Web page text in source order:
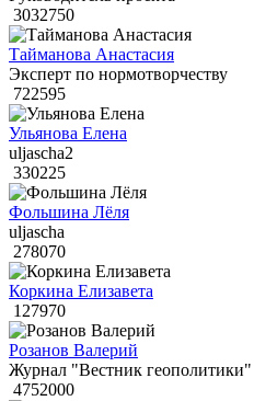
3032750
Тайманова Анастасия
Эксперт по нормотворчеству
722595
Ульянова Елена
uljascha2
330225
Фольшина Лёля
uljascha
278070
Коркина Елизавета
127970
Розанов Валерий
Журнал "Вестник геополитики"
4752000